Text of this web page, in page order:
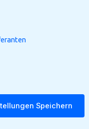
Speichern